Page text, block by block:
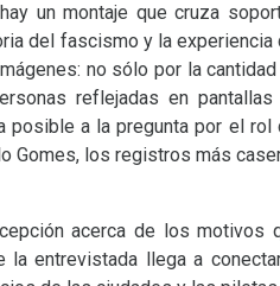
un montaje que cruza
del fascismo y la experiencia
no sólo por la cantidad
reflejadas en pantallas
posible a la pregunta por el rol
Gomes, los registros más
acerca de los motivos
la entrevistada llega a